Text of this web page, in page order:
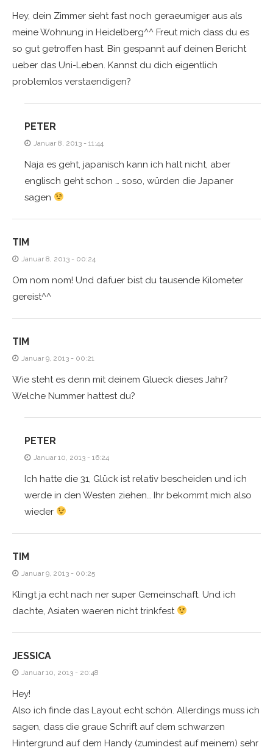
Hey, dein Zimmer sieht fast noch geraeumiger aus als
meine Wohnung in Heidelberg^^ Freut mich dass du es
so gut getroffen hast. Bin gespannt auf deinen Bericht
ueber das Uni-Leben. Kannst du dich eigentlich
problemlos verstaendigen?
PETER
Januar 8, 2013 - 11:44
Naja es geht, japanisch kann ich halt nicht, aber
englisch geht schon … soso, würden die Japaner
sagen
TIM
Januar 8, 2013 - 00:24
Om nom nom! Und dafuer bist du tausende Kilometer
gereist^^
TIM
Januar 9, 2013 - 00:21
Wie steht es denn mit deinem Glueck dieses Jahr?
Welche Nummer hattest du?
PETER
Januar 10, 2013 - 16:24
Ich hatte die 31, Glück ist relativ bescheiden und ich
werde in den Westen ziehen… Ihr bekommt mich also
wieder
TIM
Januar 9, 2013 - 00:25
Klingt ja echt nach ner super Gemeinschaft. Und ich
dachte, Asiaten waeren nicht trinkfest
JESSICA
Januar 10, 2013 - 20:48
Hey!
Also ich finde das Layout echt schön. Allerdings muss ich
sagen, dass die graue Schrift auf dem schwarzen
Hintergrund auf dem Handy (zumindest auf meinem) sehr